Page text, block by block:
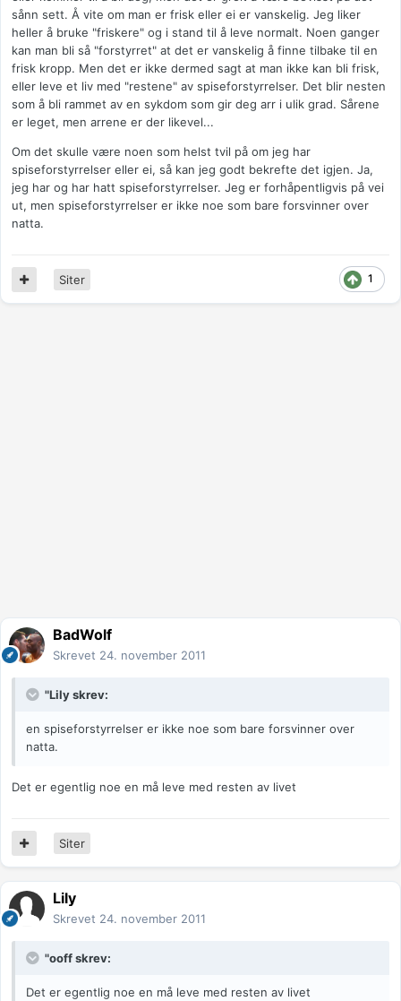
sånn sett. Å vite om man er frisk eller ei er vanskelig. Jeg liker
heller å bruke "friskere" og i stand til å leve normalt. Noen ganger
kan man bli så "forstyrret" at det er vanskelig å finne tilbake til en
frisk kropp. Men det er ikke dermed sagt at man ikke kan bli frisk,
eller leve et liv med "restene" av spiseforstyrrelser. Det blir nesten
som å bli rammet av en sykdom som gir deg arr i ulik grad. Sårene
er leget, men arrene er der likevel...
Om det skulle være noen som helst tvil på om jeg har
spiseforstyrrelser eller ei, så kan jeg godt bekrefte det igjen. Ja,
jeg har og har hatt spiseforstyrrelser. Jeg er forhåpentligvis på vei
ut, men spiseforstyrrelser er ikke noe som bare forsvinner over
natta.
1
Siter
BadWolf
Skrevet 24. november 2011
"Lily skrev:
en spiseforstyrrelser er ikke noe som bare forsvinner over
natta.
Det er egentlig noe en må leve med resten av livet
Siter
Lily
Skrevet 24. november 2011
"ooff skrev:
Det er egentlig noe en må leve med resten av livet